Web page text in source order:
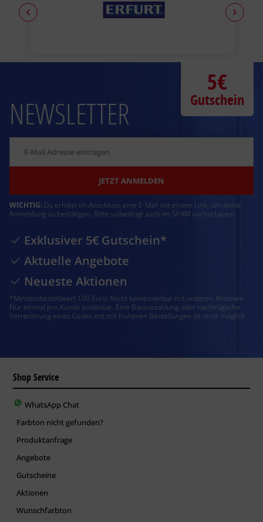
NEWSLETTER
JETZT ANMELDEN
WICHTIG: Du erhälst im Anschluss eine E-Mail mit einem Link, um deine
Anmeldung zu bestätigen. Bitte unbedingt auch im SPAM nachschauen
Exklusiver 5€ Gutschein*
Aktuelle Angebote
Neueste Aktionen
*Mindestbestellwert 100 Euro. Nicht kombinierbar mit anderen Aktionen.
Nur einmal pro Kunde einlösbar. Eine Barauszahlung oder nachträgliche
Verrechnung eines Codes mit mit früheren Bestellungen ist nicht möglich.
5€
Gutschein
Shop Service
WhatsApp Chat
Farbton nicht gefunden?
Produktanfrage
Angebote
Gutscheine
Aktionen
Wunschfarbton